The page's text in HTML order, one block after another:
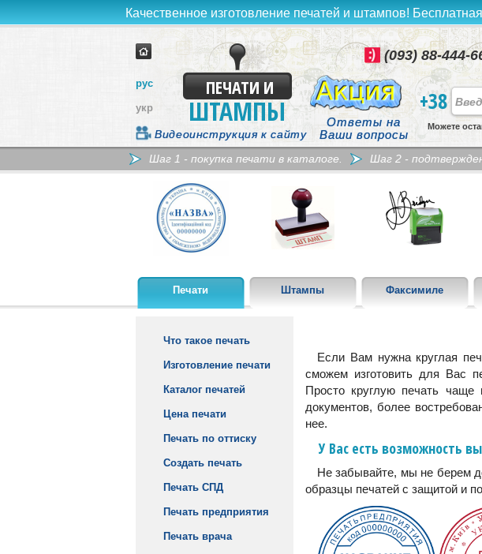
Качественное изготовление печатей и штампов!
ПЕЧАТИ И
ШТАМПЫ
Ответы на
Ваши вопросы
Видеоинструкция к сайту
рус
укр
(093) 88-444-
+38
Можете
Шаг 1 - покупка печати в каталоге. Шаг 2 -
Печати Штампы Факсимиле
Что такое печать
Изготовление печати
Каталог печатей
Цена печати
Печать по оттиску
Создать печать
Печать СПД
Печать предприятия
Печать врача
Если Вам нужна круглая
сможем изготовить для Вас
Просто круглую печать чаще
документов, более
нее.
У Вас есть возможность
Не забывайте, мы не берем
образцы печатей с защитой и